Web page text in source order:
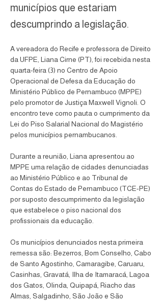
municípios que estariam
descumprindo a legislação.
A vereadora do Recife e professora de Direito
da UFPE, Liana Cirne (PT), foi recebida nesta
quarta-feira (3) no Centro de Apoio
Operacional de Defesa da Educação do
Ministério Público de Pernambuco (MPPE)
pelo promotor de Justiça Maxwell Vignoli. O
encontro teve como pauta o cumprimento da
Lei do Piso Salarial Nacional do Magistério
pelos municípios pernambucanos.
Durante a reunião, Liana apresentou ao
MPPE uma relação de cidades denunciadas
ao Ministério Público e ao Tribunal de
Contas do Estado de Pernambuco (TCE-PE)
por suposto descumprimento da legislação
que estabelece o piso nacional dos
profissionais da educação.
Os municípios denunciados nesta primeira
remessa são: Bezerros, Bom Conselho, Cabo
de Santo Agostinho, Camaragibe, Caruaru,
Casinhas, Gravatá, Ilha de Itamaracá, Lagoa
dos Gatos, Olinda, Quipapá, Riacho das
Almas, Salgadinho, São João e São